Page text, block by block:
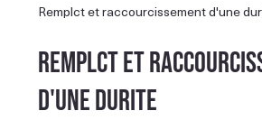
Remplct et raccourcissement d'une
Remplct et
d'une durite